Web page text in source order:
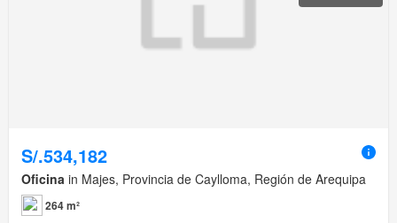
S/.534,182
Oficina in Majes, Provincia de Caylloma, Región de Arequipa
264 m²